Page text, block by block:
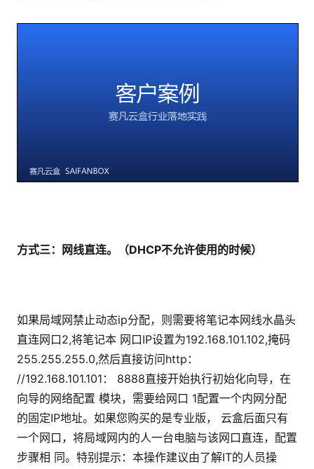
方式三：网线直连。（DHCP不允许使用的时候）
如果局域网禁止动态ip分配，则需要将笔记本网线水晶头
直连网口2,将笔记本 网口IP设置为192.168.101.102,掩码
255.255.255.0,然后直接访问http：
//192.168.101.101： 8888直接开始执行初始化向导，在
向导的网络配置 模块，需要给网口 1配置一个内网分配
的固定IP地址。如果您购买的是专业版， 云盒后面只有
一个网口，将局域网内的人一台电脑与该网口直连，配置
步骤相 同。特别提示：本操作建议由了解IT的人员操